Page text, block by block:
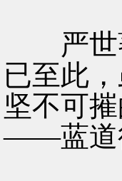
严世蕃
已至此
坚不可
——蓝道